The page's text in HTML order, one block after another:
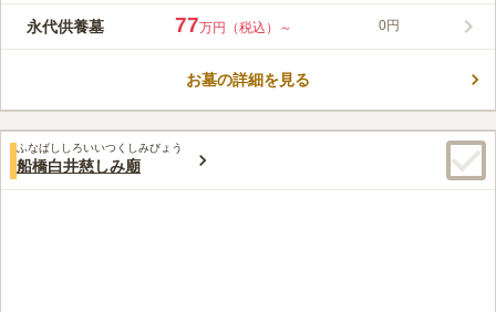
合ったタイプのお墓を見つけられます。 生前の申し込みも可能
なので、終活をお考えの方にもおすすめです。
霊園の施設に、お花やお線香を販売してるので急にお墓参りをす
るのにも便利です。法事をするのにも事前予約が必要ですが食事も注文し
ておけば、まわりを気にせず法要できます。
永代供養墓 77万円（税込）～ 0円
お墓の詳細を見る
ふなばししろいいつくしみびょう
船橋白井慈しみ廟